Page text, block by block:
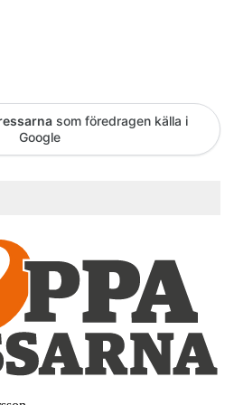
som föredragen källa i
Google